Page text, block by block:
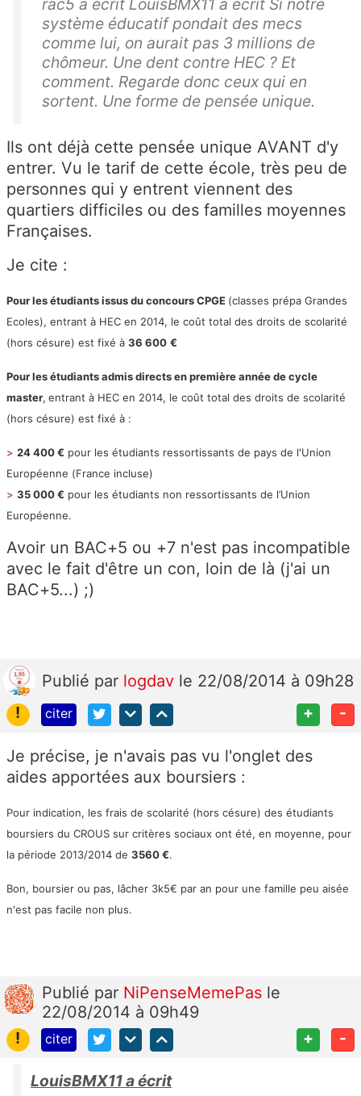
système éducatif pondait des mecs
comme lui, on aurait pas 3 millions de
chômeur. Une dent contre HEC ? Et
comment. Regarde donc ceux qui en
sortent. Une forme de pensée unique.
Ils ont déjà cette pensée unique AVANT d'y
entrer. Vu le tarif de cette école, très peu de
personnes qui y entrent viennent des
quartiers difficiles ou des familles moyennes
Françaises.
Je cite :
Pour les étudiantsissus du concours CPGE (classes prépa Grandes
Ecoles), entrant à HEC en 2014, le coût total des droits de scolarité
(hors césure) est fixé à 36 600 €
Pour les étudiantsadmis directs en première année de cycle
master, entrant à HEC en 2014, le coût total des droits de scolarité
(hors césure) est fixé à :
> 24 400 € pour les étudiants ressortissants de pays de l'Union
Européenne (France incluse)
> 35 000 € pour les étudiants non ressortissants de l’Union
Européenne.
Avoir un BAC+5 ou +7 n'est pas incompatible
avec le fait d'être un con, loin de là (j'ai un
BAC+5...) ;)
Publié par logdav le 22/08/2014 à 09h28
!
citer + -
Je précise, je n'avais pas vu l'onglet des
aides apportées aux boursiers :
Pour indication, les frais de scolarité (hors césure) des étudiants
boursiers du CROUS sur critères sociaux ont été, en moyenne, pour
la période 2013/2014 de 3560 €.
Bon, boursier ou pas, lâcher 3k5€ par an pour une famille peu aisée
n'est pas facile non plus.
Publié par NiPenseMemePas le
22/08/2014 à 09h49
!
citer + -
LouisBMX11 a écrit